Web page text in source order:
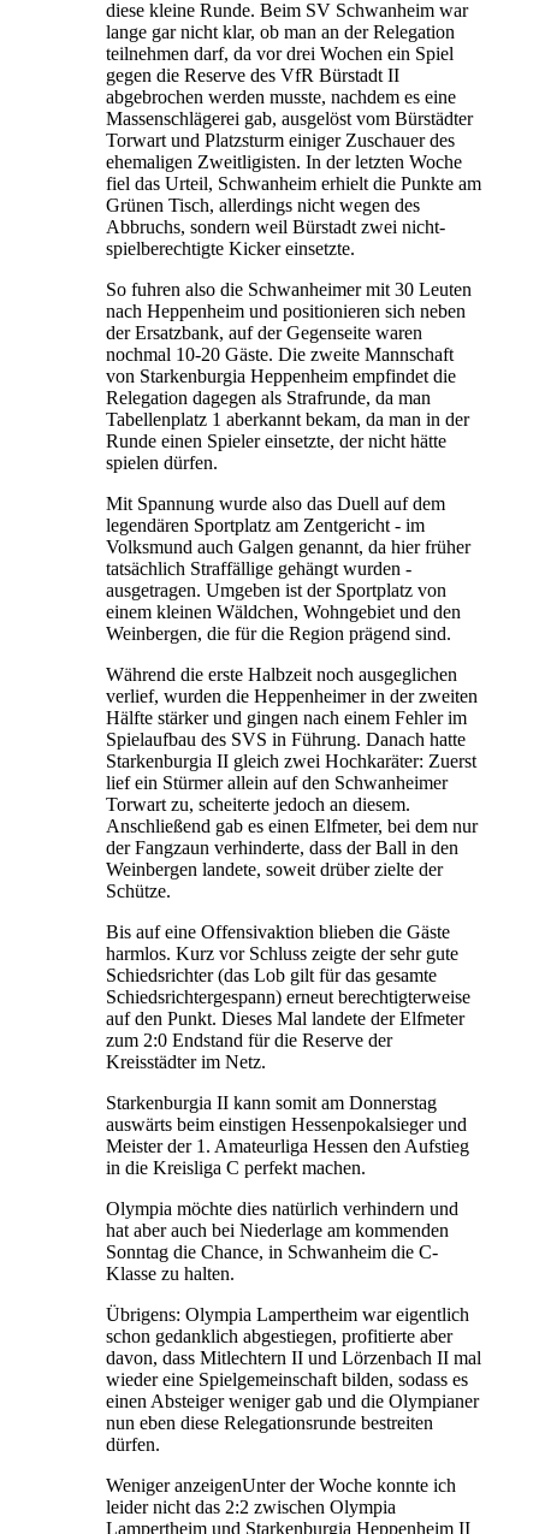
diese kleine Runde. Beim SV Schwanheim war
lange gar nicht klar, ob man an der Relegation
teilnehmen darf, da vor drei Wochen ein Spiel
gegen die Reserve des VfR Bürstadt II
abgebrochen werden musste, nachdem es eine
Massenschlägerei gab, ausgelöst vom Bürstädter
Torwart und Platzsturm einiger Zuschauer des
ehemaligen Zweitligisten. In der letzten Woche
fiel das Urteil, Schwanheim erhielt die Punkte am
Grünen Tisch, allerdings nicht wegen des
Abbruchs, sondern weil Bürstadt zwei nicht-
spielberechtigte Kicker einsetzte.
So fuhren also die Schwanheimer mit 30 Leuten
nach Heppenheim und positionieren sich neben
der Ersatzbank, auf der Gegenseite waren
nochmal 10-20 Gäste. Die zweite Mannschaft
von Starkenburgia Heppenheim empfindet die
Relegation dagegen als Strafrunde, da man
Tabellenplatz 1 aberkannt bekam, da man in der
Runde einen Spieler einsetzte, der nicht hätte
spielen dürfen.
Mit Spannung wurde also das Duell auf dem
legendären Sportplatz am Zentgericht - im
Volksmund auch Galgen genannt, da hier früher
tatsächlich Straffällige gehängt wurden -
ausgetragen. Umgeben ist der Sportplatz von
einem kleinen Wäldchen, Wohngebiet und den
Weinbergen, die für die Region prägend sind.
Während die erste Halbzeit noch ausgeglichen
verlief, wurden die Heppenheimer in der zweiten
Hälfte stärker und gingen nach einem Fehler im
Spielaufbau des SVS in Führung. Danach hatte
Starkenburgia II gleich zwei Hochkaräter: Zuerst
lief ein Stürmer allein auf den Schwanheimer
Torwart zu, scheiterte jedoch an diesem.
Anschließend gab es einen Elfmeter, bei dem nur
der Fangzaun verhinderte, dass der Ball in den
Weinbergen landete, soweit drüber zielte der
Schütze.
Bis auf eine Offensivaktion blieben die Gäste
harmlos. Kurz vor Schluss zeigte der sehr gute
Schiedsrichter (das Lob gilt für das gesamte
Schiedsrichtergespann) erneut berechtigterweise
auf den Punkt. Dieses Mal landete der Elfmeter
zum 2:0 Endstand für die Reserve der
Kreisstädter im Netz.
Starkenburgia II kann somit am Donnerstag
auswärts beim einstigen Hessenpokalsieger und
Meister der 1. Amateurliga Hessen den Aufstieg
in die Kreisliga C perfekt machen.
Olympia möchte dies natürlich verhindern und
hat aber auch bei Niederlage am kommenden
Sonntag die Chance, in Schwanheim die C-
Klasse zu halten.
Übrigens: Olympia Lampertheim war eigentlich
schon gedanklich abgestiegen, profitierte aber
davon, dass Mitlechtern II und Lörzenbach II mal
wieder eine Spielgemeinschaft bilden, sodass es
einen Absteiger weniger gab und die Olympianer
nun eben diese Relegationsrunde bestreiten
dürfen.
Weniger anzeigenUnter der Woche konnte ich
leider nicht das 2:2 zwischen Olympia
Lampertheim und Starkenburgia Heppenheim II